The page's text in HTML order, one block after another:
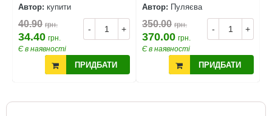
Автор: купити
- +
40.90 грн.
34.40 грн.
Є в наявності
ПРИДБАТИ
Автор: Пуляєва
- +
350.00 грн.
370.00 грн.
Є в наявності
ПРИДБАТИ